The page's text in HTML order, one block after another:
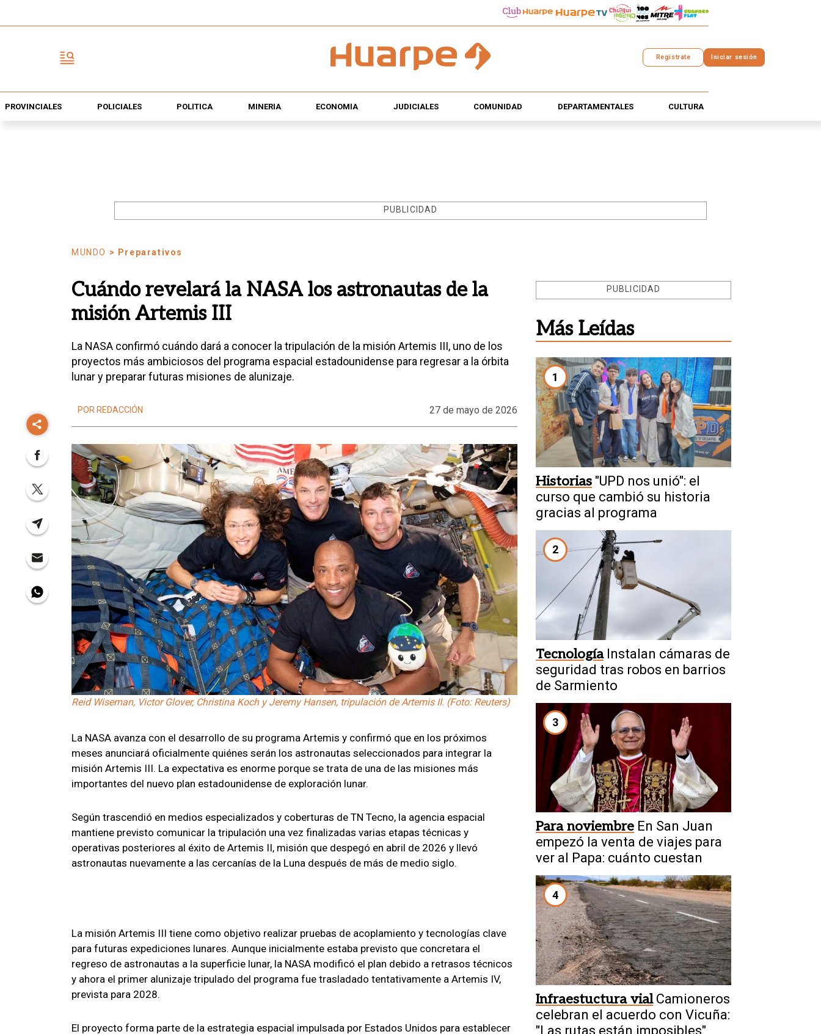
Registrate Iniciar sesión
PROVINCIALES POLICIALES POLÍTICA MINERÍA ECONOMÍA JUDICIALES COMUNIDAD DEPARTAMENTALES CULTURA
PUBLICIDAD
MUNDO > Preparativos
Cuándo revelará la NASA los astronautas de la
misión Artemis III
La NASA confirmó cuándo dará a conocer la tripulación de la misión Artemis III, uno de los
proyectos más ambiciosos del programa espacial estadounidense para regresar a la órbita
lunar y preparar futuras misiones de alunizaje.
POR REDACCIÓN 27 de mayo de 2026
Reid Wiseman, Victor Glover, Christina Koch y Jeremy Hansen, tripulación de Artemis II. (Foto: Reuters)
La NASA avanza con el desarrollo de su programa Artemis y confirmó que en los próximos
meses anunciará oficialmente quiénes serán los astronautas seleccionados para integrar la
misión Artemis III. La expectativa es enorme porque se trata de una de las misiones más
importantes del nuevo plan estadounidense de exploración lunar.
Según trascendió en medios especializados y coberturas de TN Tecno, la agencia espacial
mantiene previsto comunicar la tripulación una vez finalizadas varias etapas técnicas y
operativas posteriores al éxito de Artemis II, misión que despegó en abril de 2026 y llevó
astronautas nuevamente a las cercanías de la Luna después de más de medio siglo.
La misión Artemis III tiene como objetivo realizar pruebas de acoplamiento y tecnologías clave
para futuras expediciones lunares. Aunque inicialmente estaba previsto que concretara el
regreso de astronautas a la superficie lunar, la NASA modificó el plan debido a retrasos técnicos
y ahora el primer alunizaje tripulado del programa fue trasladado tentativamente a Artemis IV,
prevista para 2028.
El proyecto forma parte de la estrategia espacial impulsada por Estados Unidos para establecer
PUBLICIDAD
Más Leídas
1
Historias "UPD nos unió": el
curso que cambió su historia
gracias al programa
2
Tecnología Instalan cámaras de
seguridad tras robos en barrios
de Sarmiento
3
Para noviembre En San Juan
empezó la venta de viajes para
ver al Papa: cuánto cuestan
4
Infraestuctura vial Camioneros
celebran el acuerdo con Vicuña:
"Las rutas están imposibles"